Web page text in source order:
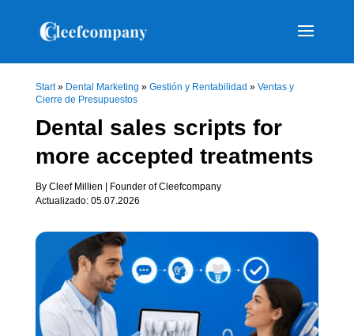
Start» Dental Marketing » Gestión y Rentabilidad » Ventas y
Cierre de Presupuestos
Dental sales scripts for
more accepted treatments
By Cleef Millien | Founder of Cleefcompany
Actualizado: 05.07.2026